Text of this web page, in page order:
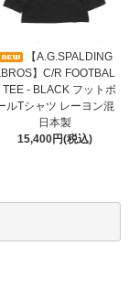
【A.G.SPALDING
】C/R FOOTBAL
TEE - BLACK フットボ
ルTシャツ レーヨン混
日本製
15,400円(税込)